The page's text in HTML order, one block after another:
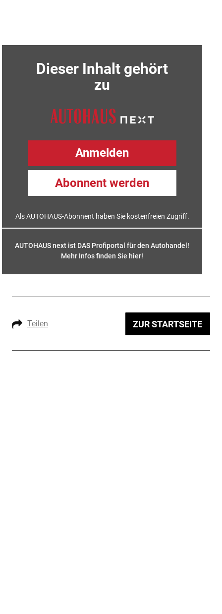
Dieser Inhalt gehört
zu
Anmelden
Abonnent werden
Als AUTOHAUS-Abonnent haben Sie kostenfreien Zugriff.
AUTOHAUS next ist DAS Profiportal für den Autohandel!
Mehr Infos finden Sie hier!
Teilen ZUR STARTSEITE